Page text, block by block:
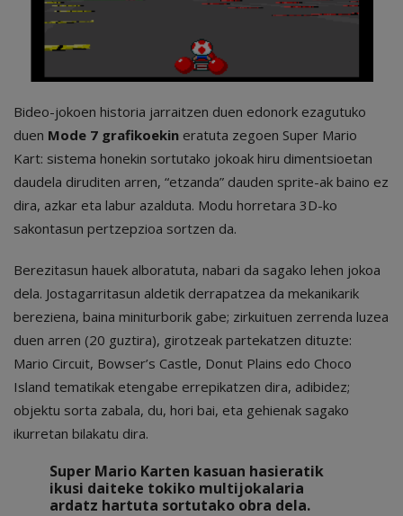
Bideo-jokoen historia jarraitzen duen edonork ezagutuko
duen Mode 7 grafikoekin eratuta zegoen Super Mario
Kart: sistema honekin sortutako jokoak hiru dimentsioetan
daudela diruditen arren, “etzanda” dauden sprite-ak baino ez
dira, azkar eta labur azalduta. Modu horretara 3D-ko
sakontasun pertzepzioa sortzen da.
Berezitasun hauek alboratuta, nabari da sagako lehen jokoa
dela. Jostagarritasun aldetik derrapatzea da mekanikarik
bereziena, baina miniturborik gabe; zirkuituen zerrenda luzea
duen arren (20 guztira), girotzeak partekatzen dituzte:
Mario Circuit, Bowser’s Castle, Donut Plains edo Choco
Island tematikak etengabe errepikatzen dira, adibidez;
objektu sorta zabala, du, hori bai, eta gehienak sagako
ikurretan bilakatu dira.
Super Mario Karten kasuan hasieratik
ikusi daiteke tokiko multijokalaria
ardatz hartuta sortutako obra dela.